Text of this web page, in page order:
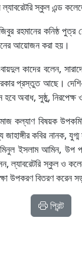
ল্যাবরেটরি স্কুল এন্ড
রহমানের কনিষ্ঠ
আয়োজন করা হয়।
কাদের বলেন,
প্রস্তুত আছে। দেশি-
হবে অবাধ, সুষ্ঠু,
কল্যাণ বিষয়ক
জাহাঙ্গীর কবির নানক,
ইসলাম আমিন, উপ
ল্যাবরেটরি স্কুল ও
উপকরণ বিতরণ করেন
প্রিন্ট